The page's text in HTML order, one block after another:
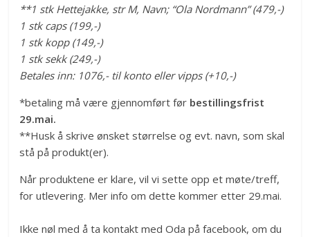
**1 stk Hettejakke, str M, Navn; “Ola Nordmann” (479,-)
1 stk caps (199,-)
1 stk kopp (149,-)
1 stk sekk (249,-)
Betales inn: 1076,- til konto eller vipps (+10,-)
*betaling må være gjennomført før bestillingsfrist
29.mai.
**Husk å skrive ønsket størrelse og evt. navn, som skal
stå på produkt(er).
Når produktene er klare, vil vi sette opp et møte/treff,
for utlevering. Mer info om dette kommer etter 29.mai.
Ikke nøl med å ta kontakt med Oda på facebook, om du